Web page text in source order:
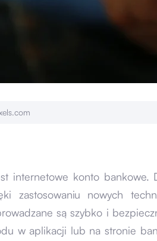
internetowe konto bankowe.
zastosowaniu nowych
są szybko i
w aplikacji lub na stronie